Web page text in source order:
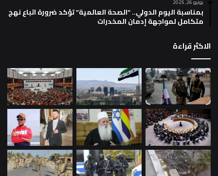
يونيو 26, 2025
بمناسبة اليوم الدولي.. “الصحة العالمية” تؤكد ضرورة اتباع نهج
متكامل لمواجهة إدمان المخدرات
الاكثر قراءة